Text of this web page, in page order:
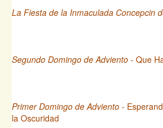
La Fiesta de la Inmaculada Concepcin
Segundo Domingo de Adviento - Que
Primer Domingo de Adviento -
la Oscuridad